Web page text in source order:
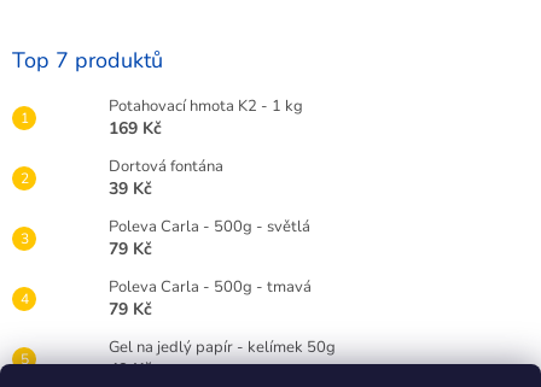
Top 7 produktů
Potahovací hmota K2 - 1 kg
169 Kč
Dortová fontána
39 Kč
Poleva Carla - 500g - světlá
79 Kč
Poleva Carla - 500g - tmavá
79 Kč
Gel na jedlý papír - kelímek 50g
49 Kč